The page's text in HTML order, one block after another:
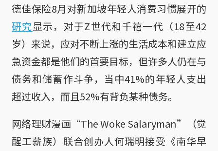
德佳保险8月对新加坡年轻人消费习惯展开的
研究显示，对于Z世代和千禧一代（18至42
岁）来说，应对不断上涨的生活成本和建立应
急资金都是他们的首要目标，但许多人仍在与
债务和储蓄作斗争，当中41%的年轻人支出
超过收入，而且52%有背负某种债务。
网络理财漫画“The Woke Salaryman”（觉
醒工薪族）联合创办人何瑞明接受《南华早